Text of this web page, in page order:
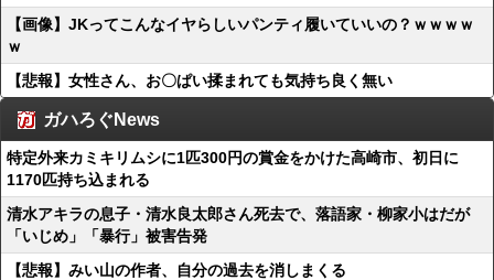
【画像】JKってこんなイヤらしいパンティ履いていいの？ｗｗｗｗ
ｗ
【悲報】女性さん、お〇ぱい揉まれても気持ち良く無い
ガハろぐNews
特定外来カミキリムシに1匹300円の賞金をかけた高崎市、初日に
1170匹持ち込まれる
清水アキラの息子・清水良太郎さん死去で、落語家・柳家小はだが
「いじめ」「暴行」被害告発
【悲報】みい山の作者、自分の過去を消しまくる